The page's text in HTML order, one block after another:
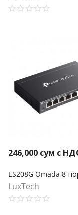
246,000 сум с
LuxTech